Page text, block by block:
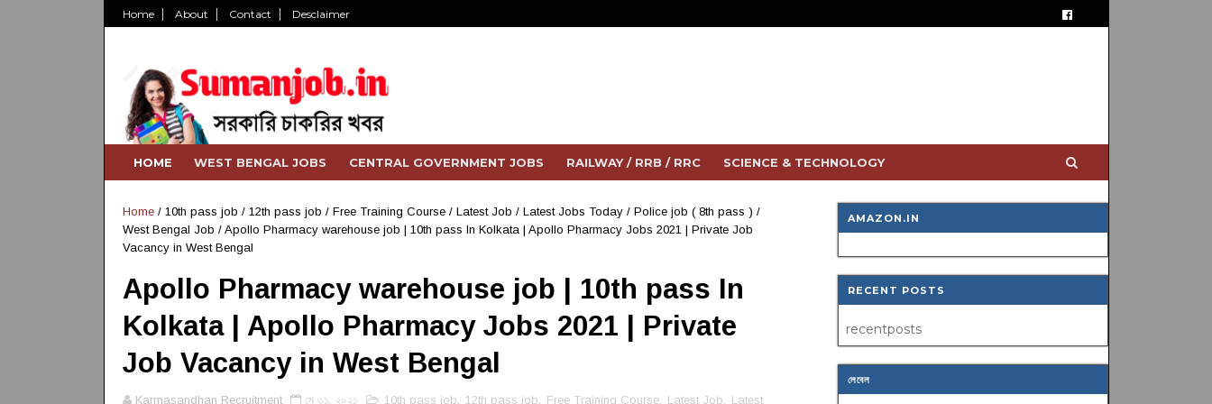
Home About Contact Desclaimer
HOME WEST BENGAL JOBS CENTRAL GOVERNMENT JOBS RAILWAY / RRB / RRC SCIENCE & TECHNOLOGY
Home/ 10th pass job / 12th pass job / Free Training Course/ Latest Job / Latest Jobs Today/ Police job ( 8th pass ) /
West Bengal Job / Apollo Pharmacy warehouse job | 10th pass In Kolkata | Apollo Pharmacy Jobs 2021 | Private Job
Vacancy in West Bengal
Apollo Pharmacy warehouse job | 10th pass In
Kolkata | Apollo Pharmacy Jobs 2021 | Private
Job Vacancy in West Bengal
Karmasandhan Recruitment মে ৩১, ২০২১ 10th pass job, 12th pass job, Free Training Course, Latest Job, Latest
AMAZON.IN
RECENT POSTS
recentposts
লেবেল